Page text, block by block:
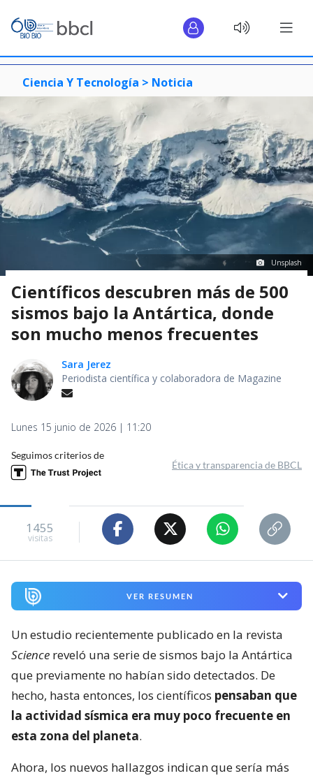
Ciencia Y Tecnología > Noticia
Unsplash
Científicos descubren más de 500
sismos bajo la Antártica, donde
son mucho menos frecuentes
Sara Jerez
Periodista científica y colaboradora de Magazine
Lunes 15 junio de 2026 | 11:20
Seguimos criterios de
Ética y transparencia de BBCL
1455
visitas
VER RESUMEN
Un estudio recientemente publicado en la revista
Science reveló una serie de sismos bajo la Antártica
que previamente no habían sido detectados. De
hecho, hasta entonces, los científicos pensaban que
la actividad sísmica era muy poco frecuente en
esta zona del planeta.
Ahora, los nuevos hallazgos indican que sería más